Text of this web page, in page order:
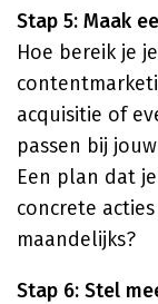
Stap 5: Maak
Hoe bereik je
acquisitie of
passen bij
Een plan dat
concrete
maandelijks?
Stap 6: Stel